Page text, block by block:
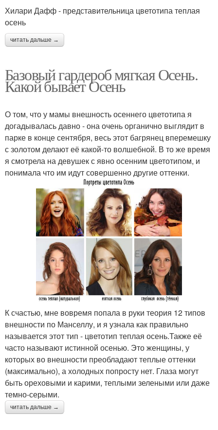
Хилари Дафф - представительница цветотипа теплая
осень
читать дальше →
Базовый гардероб мягкая Осень.
Какой бывает Осень
О том, что у мамы внешность осеннего цветотипа я
догадывалась давно - она очень органично выглядит в
парке в конце сентября, весь этот багрянец вперемешку
с золотом делают её какой-то волшебной. В то же время
я смотрела на девушек с явно осенним цветотипом, и
понимала что им идут совершенно другие оттенки.
К счастью, мне вовремя попала в руки теория 12 типов
внешности по Манселлу, и я узнала как правильно
называется этот тип - цветотип теплая осень.Также её
часто называют истинной осенью. Это женщины, у
которых во внешности преобладают теплые оттенки
(максимально), а холодных попросту нет. Глаза могут
быть ореховыми и карими, теплыми зелеными или даже
темно-серыми.
читать дальше →